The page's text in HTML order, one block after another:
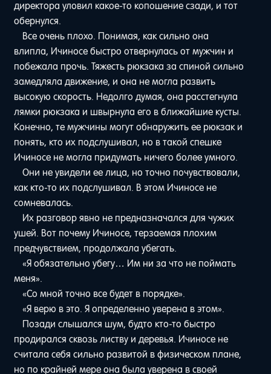
директора уловил какое-то копошение сзади, и тот
обернулся.
Все очень плохо. Понимая, как сильно она
влипла, Ичиносе быстро отвернулась от мужчин и
побежала прочь. Тяжесть рюкзака за спиной сильно
замедляла движение, и она не могла развить
высокую скорость. Недолго думая, она расстегнула
лямки рюкзака и швырнула его в ближайшие кусты.
Конечно, те мужчины могут обнаружить ее рюкзак и
понять, кто их подслушивал, но в такой спешке
Ичиносе не могла придумать ничего более умного.
Они не увидели ее лица, но точно почувствовали,
как кто-то их подслушивал. В этом Ичиносе не
сомневалась.
Их разговор явно не предназначался для чужих
ушей. Вот почему Ичиносе, терзаемая плохим
предчувствием, продолжала убегать.
«Я обязательно убегу… Им ни за что не поймать
меня».
«Со мной точно все будет в порядке».
«Я верю в это. Я определенно уверена в этом».
Позади слышался шум, будто кто-то быстро
продирался сквозь листву и деревья. Ичиносе не
считала себя сильно развитой в физическом плане,
но по крайней мере она была уверена в своей